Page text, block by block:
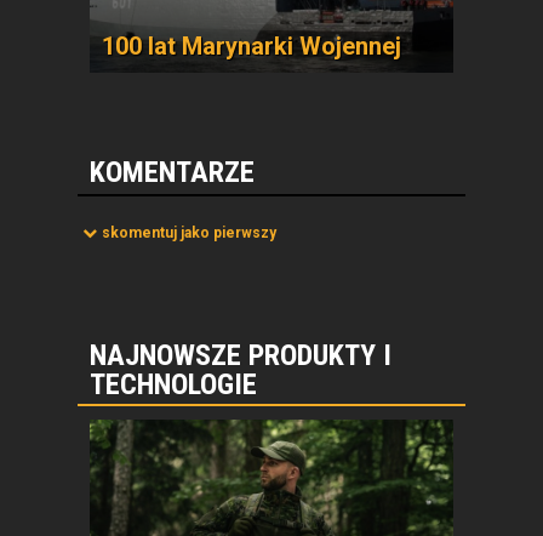
100 lat Marynarki Wojennej
KOMENTARZE
skomentuj jako pierwszy
NAJNOWSZE PRODUKTY I
TECHNOLOGIE